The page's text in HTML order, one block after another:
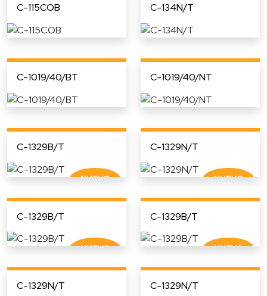
C-115COB C-134N/T
C-1019/40/BT C-1019/40/NT
C-1329B/T C-1329N/T
C-1329B/T C-1329B/T
C-1329N/T C-1329N/T